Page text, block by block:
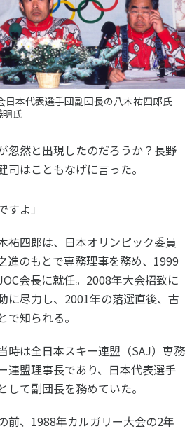
日本代表選手団副団長の八木祐四郎氏
明氏
忽然と出現したのだろうか？長野
はこともなげに言った。
すよ」
祐四郎は、日本オリンピック委員
進のもとで専務理事を務め、 1999
会長に就任。 2008年大会招致に
尽力し、 2001年の落選直後、古
知られる。
時は全日本スキー連盟（SAJ）専務
連盟理事長であり、日本代表選手
て副団長を務めていた。
、 1988年カルガリー大会の2年